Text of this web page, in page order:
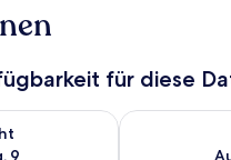
für diese
9
für heute Nacht, Aug. 8
Überprüfe